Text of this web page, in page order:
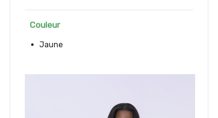
Couleur
Jaune